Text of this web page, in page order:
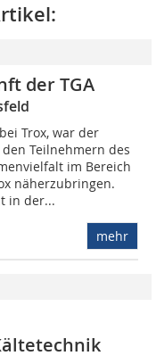
der TGA
Trox, war der
Teilnehmern des
im Bereich
näherzubringen.
in der...
mehr